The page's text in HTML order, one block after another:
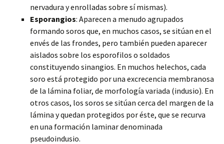
nervadura y enrolladas sobre sí mismas).
Esporangios: Aparecen a menudo agrupados
formando soros que, en muchos casos, se sitúan en el
envés de las frondes, pero también pueden aparecer
aislados sobre los esporofilos o soldados
constituyendo sinangios. En muchos helechos, cada
soro está protegido por una excrecencia membranosa
de la lámina foliar, de morfología variada (indusio). En
otros casos, los soros se sitúan cerca del margen de la
lámina y quedan protegidos por éste, que se recurva
en una formación laminar denominada
pseudoindusio.